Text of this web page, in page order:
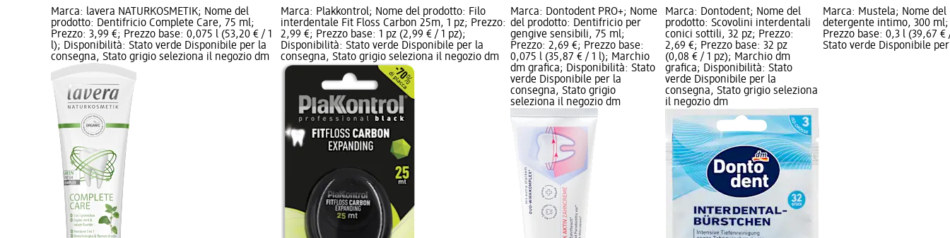
Marca: lavera NATURKOSMETIK; Nome del
prodotto: Dentifricio Complete Care, 75 ml;
Prezzo: 3,99 €; Prezzo base: 0,075 l (53,20 € / 1
l); Disponibilità: Stato verde Disponibile per la
consegna, Stato grigio seleziona il negozio dm
Marca: Plakkontrol; Nome del prodotto: Filo
interdentale Fit Floss Carbon 25m, 1 pz; Prezzo:
2,99 €; Prezzo base: 1 pz (2,99 € / 1 pz);
Disponibilità: Stato verde Disponibile per la
consegna, Stato grigio seleziona il negozio dm
Marca: Dontodent PRO+; Nome
del prodotto: Dentifricio per
gengive sensibili, 75 ml;
Prezzo: 2,69 €; Prezzo base:
0,075 l (35,87 € / 1 l); Marchio
dm grafica; Disponibilità: Stato
verde Disponibile per la
consegna, Stato grigio
seleziona il negozio dm
Marca: Dontodent; Nome del
prodotto: Scovolini interdentali
conici sottili, 32 pz; Prezzo:
2,69 €; Prezzo base: 32 pz
(0,08 € / 1 pz); Marchio dm
grafica; Disponibilità: Stato
verde Disponibile per la
consegna, Stato grigio seleziona
il negozio dm
Marca: Mustela; Nome
detergente intimo, 300 ml;
Prezzo base: 0,3 l (39,67
Stato verde Disponibile